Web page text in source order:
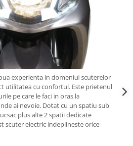
experienta in domeniul scuterelor
utilitatea cu confortul. Este prietenul
pe care le faci in oras la
ai nevoie. Dotat cu un spatiu sub
plus alte 2 spatii dedicate
scuter electric indeplineste orice